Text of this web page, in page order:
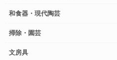
和食器・現代陶芸
掃除・園芸
文房具